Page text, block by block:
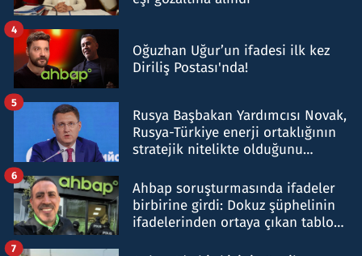
Oğuzhan Uğur’un ifadesi ilk kez
Diriliş Postası'nda!
4
Rusya Başbakan Yardımcısı Novak,
Rusya-Türkiye enerji ortaklığının
stratejik nitelikte olduğunu
5
Ahbap soruşturmasında ifadeler
birbirine girdi: Dokuz şüphelinin
ifadelerinden ortaya çıkan tablo
6
7